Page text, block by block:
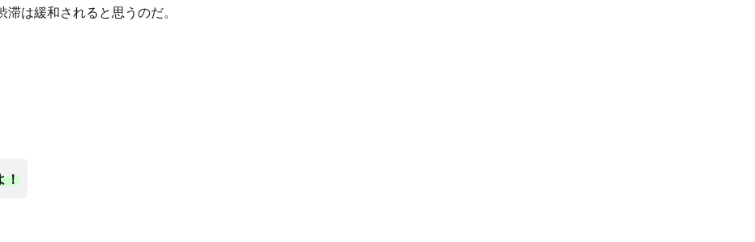
は緩和されると思うのだ。
！